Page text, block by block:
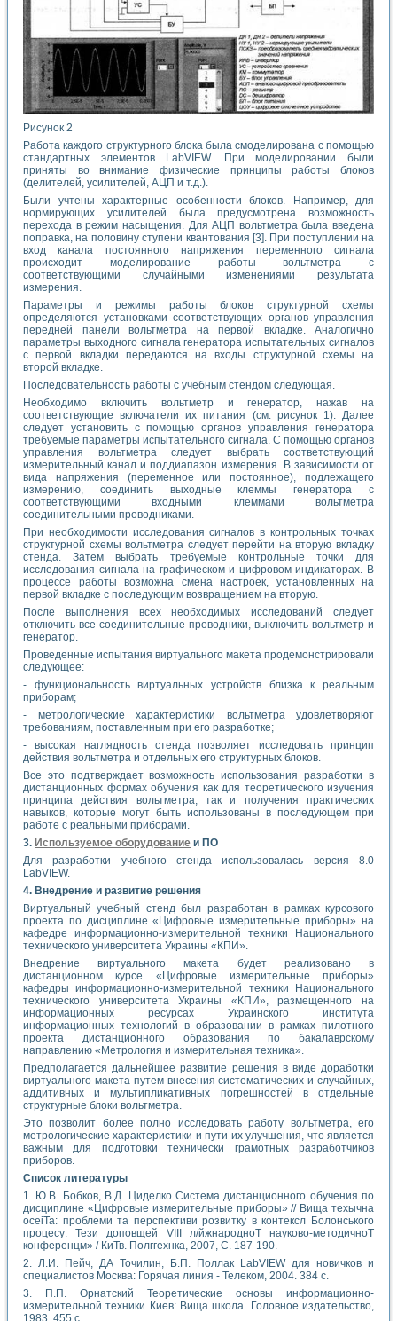
Рисунок 2
Работа каждого структурного блока была смоделирована с помощью
стандартных элементов LabVIEW. При моделировании были
приняты во внимание физические принципы работы блоков
(делителей, усилителей, АЦП и т.д.).
Были учтены характерные особенности блоков. Например, для
нормирующих усилителей была предусмотрена возможность
перехода в режим насыщения. Для АЦП вольтметра была введена
поправка, на половину ступени квантования [3]. При поступлении на
вход канала постоянного напряжения переменного сигнала
происходит моделирование работы вольтметра с
соответствующими случайными изменениями результата
измерения.
Параметры и режимы работы блоков структурной схемы
определяются установками соответствующих органов управления
передней панели вольтметра на первой вкладке. Аналогично
параметры выходного сигнала генератора испытательных сигналов
с первой вкладки передаются на входы структурной схемы на
второй вкладке.
Последовательность работы с учебным стендом следующая.
Необходимо включить вольтметр и генератор, нажав на
соответствующие включатели их питания (см. рисунок 1). Далее
следует установить с помощью органов управления генератора
требуемые параметры испытательного сигнала. С помощью органов
управления вольтметра следует выбрать соответствующий
измерительный канал и поддиапазон измерения. В зависимости от
вида напряжения (переменное или постоянное), подлежащего
измерению, соединить выходные клеммы генератора с
соответствующими входными клеммами вольтметра
соединительными проводниками.
При необходимости исследования сигналов в контрольных точках
структурной схемы вольтметра следует перейти на вторую вкладку
стенда. Затем выбрать требуемые контрольные точки для
исследования сигнала на графическом и цифровом индикаторах. В
процессе работы возможна смена настроек, установленных на
первой вкладке с последующим возвращением на вторую.
После выполнения всех необходимых исследований следует
отключить все соединительные проводники, выключить вольтметр и
генератор.
Проведенные испытания виртуального макета продемонстрировали
следующее:
- функциональность виртуальных устройств близка к реальным
приборам;
- метрологические характеристики вольтметра удовлетворяют
требованиям, поставленным при его разработке;
- высокая наглядность стенда позволяет исследовать принцип
действия вольтметра и отдельных его структурных блоков.
Все это подтверждает возможность использования разработки в
дистанционных формах обучения как для теоретического изучения
принципа действия вольтметра, так и получения практических
навыков, которые могут быть использованы в последующем при
работе с реальными приборами.
3. Используемое оборудование и ПО
Для разработки учебного стенда использовалась версия 8.0
LabVIEW.
4. Внедрение и развитие решения
Виртуальный учебный стенд был разработан в рамках курсового
проекта по дисциплине «Цифровые измерительные приборы» на
кафедре информационно-измерительной техники Национального
технического университета Украины «КПИ».
Внедрение виртуального макета будет реализовано в
дистанционном курсе «Цифровые измерительные приборы»
кафедры информационно-измерительной техники Национального
технического университета Украины «КПИ», размещенного на
информационных ресурсах Украинского института
информационных технологий в образовании в рамках пилотного
проекта дистанционного образования по бакалаврскому
направлению «Метрология и измерительная техника».
Предполагается дальнейшее развитие решения в виде доработки
виртуального макета путем внесения систематических и случайных,
аддитивных и мультипликативных погрешностей в отдельные
структурные блоки вольтметра.
Это позволит более полно исследовать работу вольтметра, его
метрологические характеристики и пути их улучшения, что является
важным для подготовки технически грамотных разработчиков
приборов.
Список литературы
1. Ю.В. Бобков, В.Д. Циделко Система дистанционного обучения по
дисциплине «Цифровые измерительные приборы» // Вища техычна
oceiTa: проблеми та перспективи розвитку в контексл Болонського
процесу: Тези доповщей VIII л/йжнародноТ науково-методичноТ
конференцм» / КиТв. Полггехнка, 2007, С. 187-190.
2. Л.И. Пейч, ДА Точилин, Б.П. Поллак LabVIEW для новичков и
специалистов Москва: Горячая линия - Телеком, 2004. 384 с.
3. П.П. Орнатский Теоретические основы информационно-
измерительной техники Киев: Вища школа. Головное издательство,
1983. 455 с.